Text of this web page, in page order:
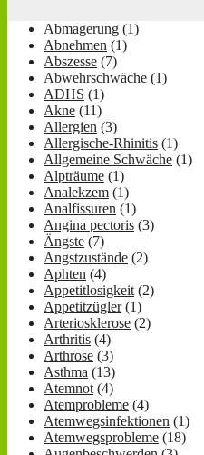
Abmagerung (1)
Abnehmen (1)
Abszesse (7)
Abwehrschwäche (1)
ADHS (1)
Akne (11)
Allergien (3)
Allergische-Rhinitis (1)
Allgemeine Schwäche (1)
Alpträume (1)
Analekzem (1)
Analfissuren (1)
Angina pectoris (3)
Ängste (7)
Angstzustände (2)
Aphten (4)
Appetitlosigkeit (2)
Appetitzügler(1)
Arteriosklerose (2)
Arthritis (4)
Arthrose (3)
Asthma (13)
Atemnot (4)
Atemprobleme (4)
Atemwegsinfektionen (1)
Atemwegsprobleme (18)